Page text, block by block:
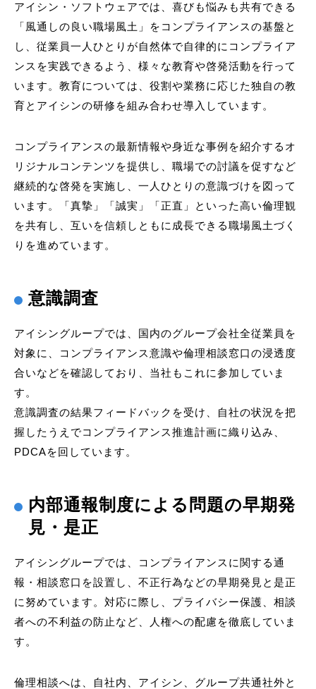
アイシン・ソフトウェアでは、喜びも悩みも共有できる
「風通しの良い職場風土」をコンプライアンスの基盤と
し、従業員一人ひとりが自然体で自律的にコンプライア
ンスを実践できるよう、様々な教育や啓発活動を行って
います。教育については、役割や業務に応じた独自の教
育とアイシンの研修を組み合わせ導入しています。
コンプライアンスの最新情報や身近な事例を紹介するオ
リジナルコンテンツを提供し、職場での討議を促すなど
継続的な啓発を実施し、一人ひとりの意識づけを図って
います。「真摯」「誠実」「正直」といった高い倫理観
を共有し、互いを信頼しともに成長できる職場風土づく
りを進めています。
意識調査
アイシングループでは、国内のグループ会社全従業員を
対象に、コンプライアンス意識や倫理相談窓口の浸透度
合いなどを確認しており、当社もこれに参加していま
す。
意識調査の結果フィードバックを受け、自社の状況を把
握したうえでコンプライアンス推進計画に織り込み、
PDCAを回しています。
内部通報制度による問題の早期発
見・是正
アイシングループでは、コンプライアンスに関する通
報・相談窓口を設置し、不正行為などの早期発見と是正
に努めています。対応に際し、プライバシー保護、相談
者への不利益の防止など、人権への配慮を徹底していま
す。
倫理相談へは、自社内、アイシン、グループ共通社外と